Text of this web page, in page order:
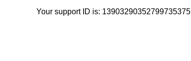
Your support ID is: 13903290352799735375